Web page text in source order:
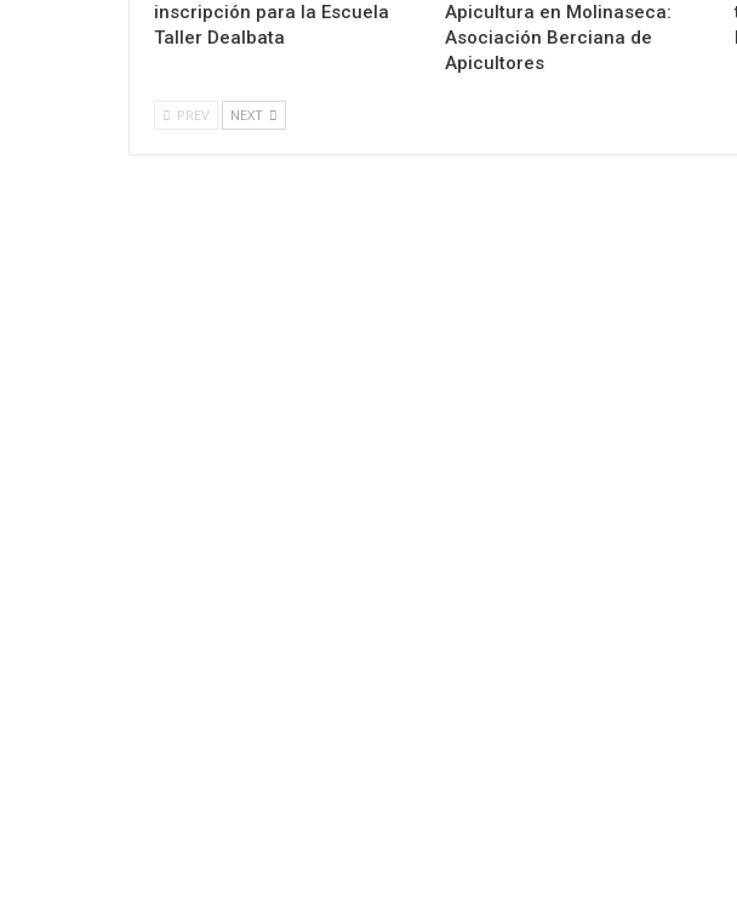
inscripción para la Escuela
Taller Dealbata
Apicultura en Molinaseca:
Asociación Berciana de
Apicultores
PREV NEXT